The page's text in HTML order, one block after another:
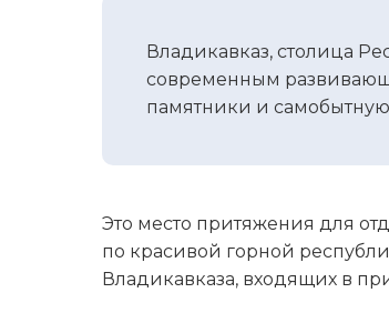
Владикавказ, столица
современным
памятники и самобытную
Это место притяжения для
по красивой горной
Владикавказа, входящих в